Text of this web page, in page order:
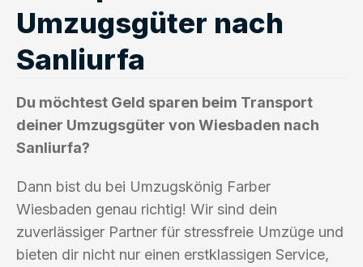
Umzugsgüter nach
Sanliurfa
Du möchtest Geld sparen beim Transport
deiner Umzugsgüter von Wiesbaden nach
Sanliurfa?
Dann bist du bei Umzugskönig Farber
Wiesbaden genau richtig! Wir sind dein
zuverlässiger Partner für stressfreie Umzüge und
bieten dir nicht nur einen erstklassigen Service,